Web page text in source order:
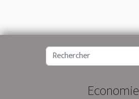
Economie